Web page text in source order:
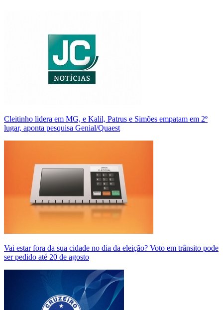
Cleitinho lidera em MG, e Kalil, Patrus e Simões empatam em 2º
lugar, aponta pesquisa Genial/Quaest
Vai estar fora da sua cidade no dia da eleição? Voto em trânsito pode
ser pedido até 20 de agosto